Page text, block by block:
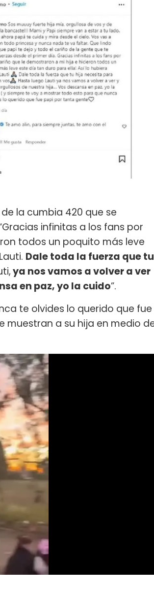
la cumbia 420 que se
infinitas a los fans por
todos un poquito más leve
Dale toda la fuerza que tu
ya nos vamos a volver a ver
en paz, yo la cuido”.
te olvides lo querido que fue
muestran a su hija en medio